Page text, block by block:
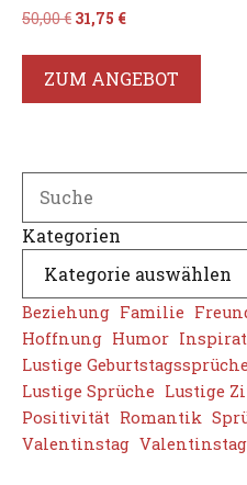
50,00€ Ursprünglicher
war:
50,00 €
31,75 €Aktueller
ist:
31,75 €.
ZUM ANGEBOT
Search
Kategorien
Beziehung Familie
Hoffnung Humor
Lustige Geburtstagssprüche
Lustige Sprüche Lustige
Positivität Romantik
Valentinstag